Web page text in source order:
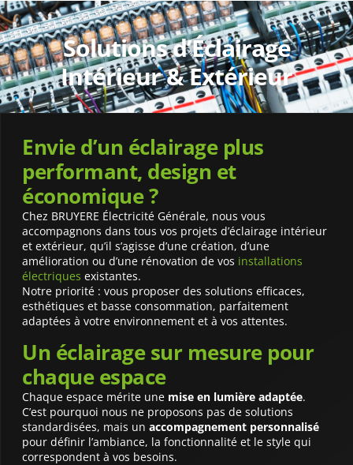
Solutions d’Éclairage
Intérieur & Extérieur
Envie d’un éclairage plus
performant, design et
économique ?
Chez BRUYERE Électricité Générale, nous vous
accompagnons dans tous vos projets d’éclairage intérieur
et extérieur, qu’il s’agisse d’une création, d’une
amélioration ou d’une rénovation de vos installations
électriques existantes.
Notre priorité : vous proposer des solutions efficaces,
esthétiques et basse consommation, parfaitement
adaptées à votre environnement et à vos attentes.
Un éclairage sur mesure pour
chaque espace
Chaque espace mérite une mise en lumière adaptée.
C’est pourquoi nous ne proposons pas de solutions
standardisées, mais un accompagnement personnalisé
pour définir l’ambiance, la fonctionnalité et le style qui
correspondent à vos besoins.